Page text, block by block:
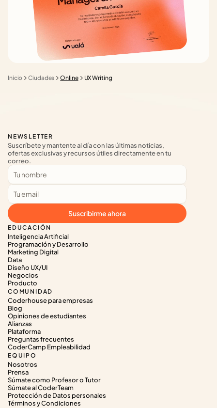
Inicio Ciudades Online UX Writing
EDUCACIÓN
Inteligencia Artificial
Programación y Desarrollo
Marketing Digital
Data
Diseño UX/UI
Negocios
Producto
COMUNIDAD
Coderhouse para empresas
Blog
Opiniones de estudiantes
Alianzas
Plataforma
Preguntas frecuentes
CoderCamp Empleabilidad
EQUIPO
Nosotros
Prensa
Súmate como Profesor o Tutor
Súmate al CoderTeam
Protección de Datos personales
Términos y Condiciones
NEWSLETTER
Suscríbete y mantente al día con las últimas noticias,
ofertas exclusivas y recursos útiles directamente en tu
correo.
Suscribirme ahora